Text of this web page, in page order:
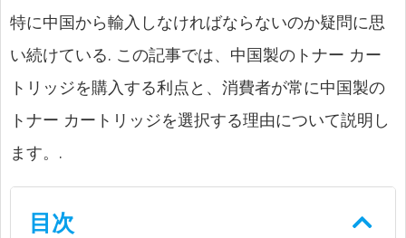
特に中国から輸入しなければならないのか疑問に思
い続けている. この記事では、中国製のトナー カー
トリッジを購入する利点と、消費者が常に中国製の
トナー カートリッジを選択する理由について説明し
ます。.
目次